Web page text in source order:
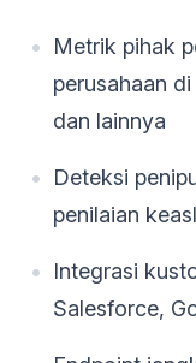
Metrik pihak
perusahaan
dan lainnya
Deteksi
penilaian
Integrasi
Salesforce,